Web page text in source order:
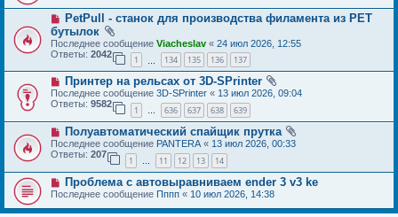
PetPull - cтанок для производства филамента из PET
бутылок
Последнее сообщение Viacheslav « 24 июл 2026, 12:55
Ответы: 2042
1 134 135 136 137
Принтер на рельсах от 3D-SPrinter
Последнее сообщение 3D-SPrinter « 13 июл 2026, 09:04
Ответы: 9582
1 … 636 637 638 639
Полуавтоматический спайщик прутка
Последнее сообщение PANTERA « 13 июл 2026, 00:33
Ответы: 207
1 … 11 12 13 14
Проблема с автовыравниваем ender 3 v3 ke
Последнее сообщение Пппп « 10 июл 2026, 14:38